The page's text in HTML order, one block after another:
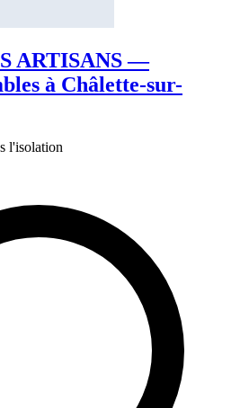
ARTISANS —
à Châlette-sur-
l'isolation